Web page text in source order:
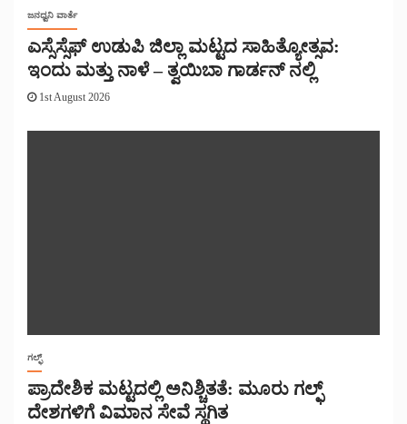
ಜನಧ್ವನಿ ವಾರ್ತೆ
ಎಸ್ಸೆಸ್ಸೆಫ್ ಉಡುಪಿ ಜಿಲ್ಲಾ ಮಟ್ಟದ ಸಾಹಿತ್ಯೋತ್ಸವ:
ಇಂದು ಮತ್ತು ನಾಳೆ – ತ್ವಯಿಬಾ ಗಾರ್ಡನ್ ನಲ್ಲಿ
1st August 2026
ಗಲ್ಫ್
ಪ್ರಾದೇಶಿಕ ಮಟ್ಟದಲ್ಲಿ ಅನಿಶ್ಚಿತತೆ: ಮೂರು ಗಲ್ಫ್
ದೇಶಗಳಿಗೆ ವಿಮಾನ ಸೇವೆ ಸ್ಥಗಿತ